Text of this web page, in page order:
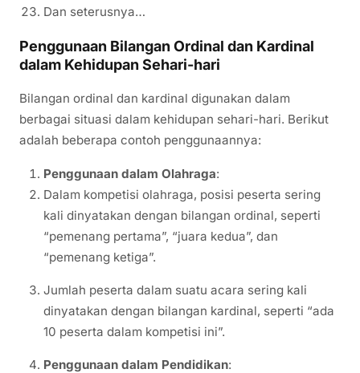
Dan seterusnya…
Penggunaan Bilangan Ordinal dan Kardinal
dalam Kehidupan Sehari-hari
Bilangan ordinal dan kardinal digunakan dalam
berbagai situasi dalam kehidupan sehari-hari. Berikut
adalah beberapa contoh penggunaannya:
Penggunaan dalam Olahraga:
Dalam kompetisi olahraga, posisi peserta sering
kali dinyatakan dengan bilangan ordinal, seperti
“pemenang pertama”, “juara kedua”, dan
“pemenang ketiga”.
Jumlah peserta dalam suatu acara sering kali
dinyatakan dengan bilangan kardinal, seperti “ada
10 peserta dalam kompetisi ini”.
Penggunaan dalam Pendidikan: